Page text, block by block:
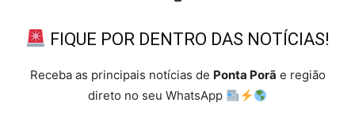
FIQUE POR DENTRO DAS NOTÍCIAS!
Receba as principais notícias de Ponta Porã e região
direto no seu WhatsApp